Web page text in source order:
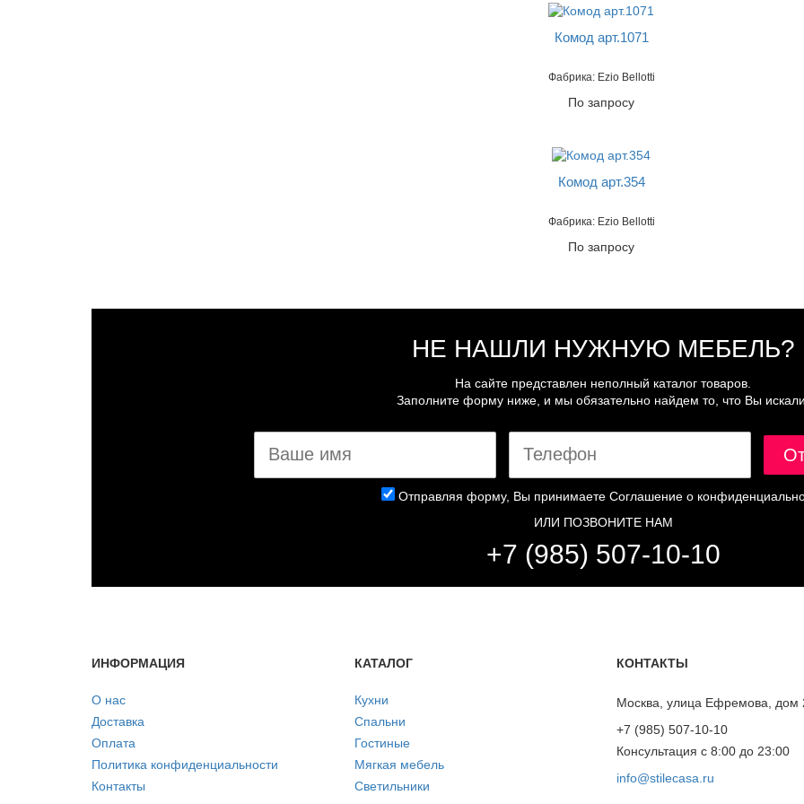
Комод арт.1071
Фабрика: Ezio Bellotti
По запросу
Комод арт.354
Фабрика: Ezio Bellotti
По запросу
НЕ НАШЛИ НУЖНУЮ МЕБЕЛЬ?
На сайте представлен неполный каталог товаров.
Заполните форму ниже, и мы обязательно найдем то, что Вы
Отправляя форму, Вы принимаете Соглашение о
ИЛИ ПОЗВОНИТЕ НАМ
+7 (985) 507-10-10
ИНФОРМАЦИЯ
О нас
Доставка
Оплата
Политика конфиденциальности
Контакты
КАТАЛОГ
Кухни
Спальни
Гостиные
Мягкая мебель
Светильники
КОНТАКТЫ
Москва, улица Ефремова, дом
+7 (985) 507-10-10
Консультация с 8:00 до 23:00
info@stilecasa.ru